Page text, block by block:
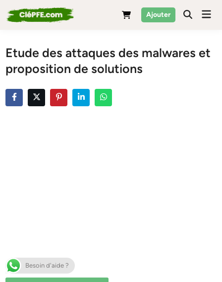
to
Ajouter
Etude des attaques des malwares et
proposition de solutions
Besoin d'aide ?